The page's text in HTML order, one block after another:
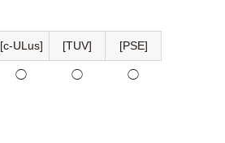
[c-ULus] [TUV] [PSE]
◯ ◯ ◯